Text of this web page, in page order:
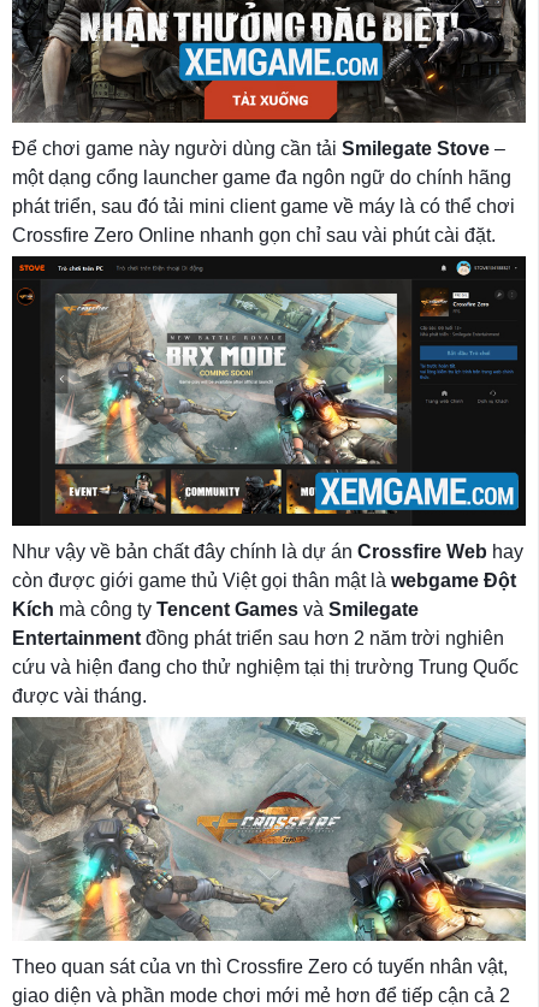
Để chơi game này người dùng cần tải Smilegate Stove –
một dạng cổng launcher game đa ngôn ngữ do chính hãng
phát triển, sau đó tải mini client game về máy là có thể chơi
Crossfire Zero Online nhanh gọn chỉ sau vài phút cài đặt.
Như vậy về bản chất đây chính là dự án Crossfire Web hay
còn được giới game thủ Việt gọi thân mật là webgame Đột
Kích mà công ty Tencent Games và Smilegate
Entertainmentđồng phát triển sau hơn 2 năm trời nghiên
cứu và hiện đang cho thử nghiệm tại thị trường Trung Quốc
được vài tháng.
Theo quan sát của vn thì Crossfire Zero có tuyến nhân vật,
giao diện và phần mode chơi mới mẻ hơn để tiếp cận cả 2